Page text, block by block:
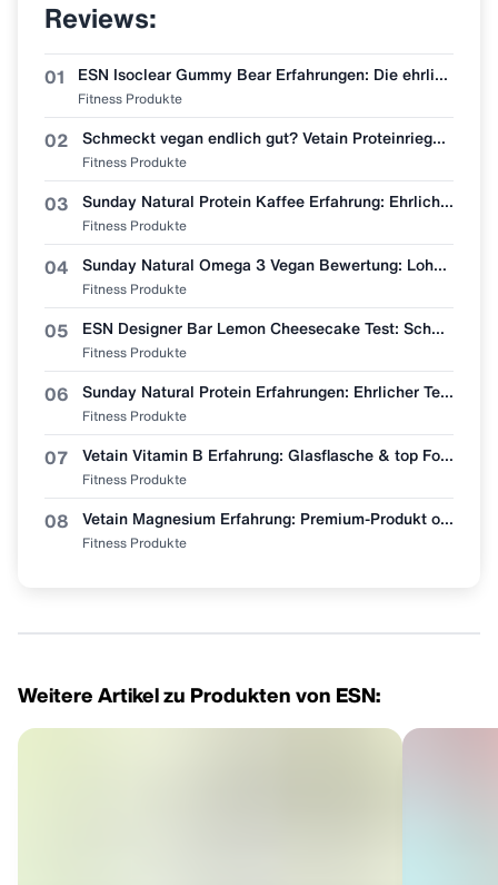
Reviews:
01 ESN Isoclear Gummy Bear Erfahrungen: Die ehrlichste Bewertung der neuen Sorte
Fitness Produkte
02 Schmeckt vegan endlich gut? Vetain Proteinriegel Zimtschnecke im Erfahrungsbericht
Fitness Produkte
03 Sunday Natural Protein Kaffee Erfahrung: Ehrliche Geschmacksbewertung
Fitness Produkte
04 Sunday Natural Omega 3 Vegan Bewertung: Lohnt sich der Wechsel vom Fischöl?
Fitness Produkte
05 ESN Designer Bar Lemon Cheesecake Test: Schmeckt wie Zitronenkuchen?
Fitness Produkte
06 Sunday Natural Protein Erfahrungen: Ehrlicher Test (Bio & Vegan?)
Fitness Produkte
07 Vetain Vitamin B Erfahrung: Glasflasche & top Formel, aber lohnt sich der Preis?
Fitness Produkte
08 Vetain Magnesium Erfahrung: Premium-Produkt oder überteuert? Mein ehrlicher Test
Fitness Produkte
Weitere Artikel zu Produkten von ESN: